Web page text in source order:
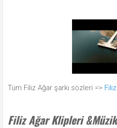
Tüm Filiz Ağar şarkı sözleri =>
Filiz Ağar Klipleri